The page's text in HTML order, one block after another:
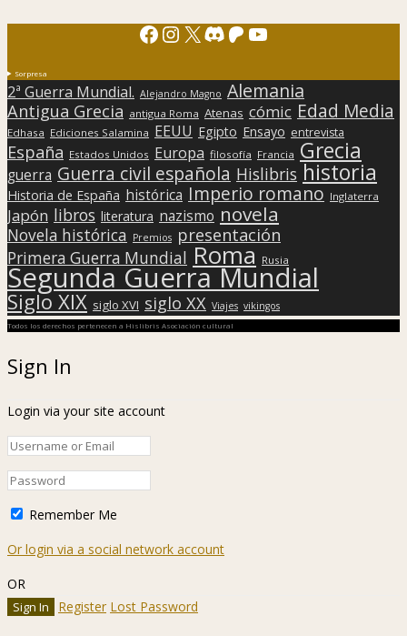
Facebook
Instagram
X Discord
Patreon
YouTube
Sorpresa
2ª Guerra Mundial. Alejandro Magno Alemania
Antigua Grecia antigua Roma Atenas cómic Edad Media
Edhasa Ediciones Salamina EEUU Egipto Ensayo entrevista
España Estados Unidos Europa filosofía Francia Grecia
guerra Guerra civil española Hislibris historia
Historia de España histórica Imperio romano Inglaterra
Japón libros literatura nazismo novela
Novela histórica Premios presentación
Primera Guerra Mundial Roma Rusia
Segunda Guerra Mundial
Siglo XIX siglo XVI siglo XX Viajes vikingos
Todos los derechos pertenecen a Hislibris Asociación cultural
Sign In
Login via your site account
Remember Me
Or login via a social network account
OR
Register Lost Password